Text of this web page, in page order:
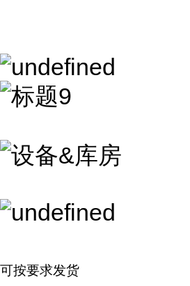
可按要求发货